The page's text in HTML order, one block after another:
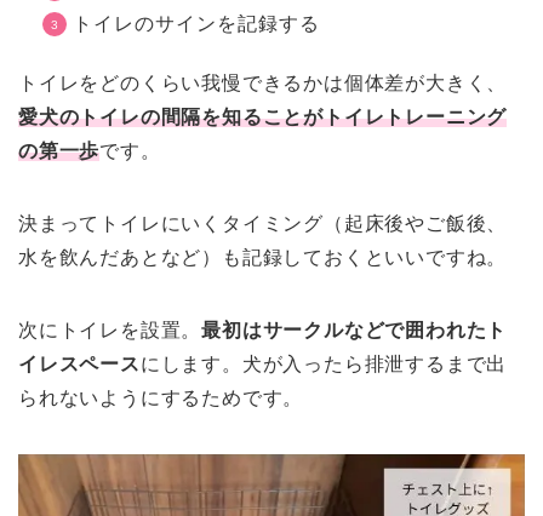
トイレのサインを記録する
トイレをどのくらい我慢できるかは個体差が大きく、
愛犬のトイレの間隔を知ることがトイレトレーニング
の第一歩です。
決まってトイレにいくタイミング（起床後やご飯後、
水を飲んだあとなど）も記録しておくといいですね。
次にトイレを設置。最初はサークルなどで囲われたト
イレスペースにします。犬が入ったら排泄するまで出
られないようにするためです。